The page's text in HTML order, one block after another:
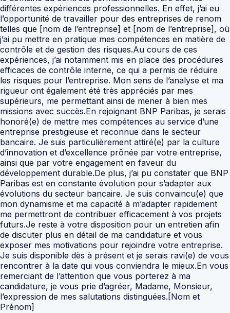
différentes expériences professionnelles. En effet, j’ai eu
l’opportunité de travailler pour des entreprises de renom
telles que [nom de l’entreprise] et [nom de l’entreprise], où
j’ai pu mettre en pratique mes compétences en matière de
contrôle et de gestion des risques.Au cours de ces
expériences, j’ai notamment mis en place des procédures
efficaces de contrôle interne, ce qui a permis de réduire
les risques pour l’entreprise. Mon sens de l’analyse et ma
rigueur ont également été très appréciés par mes
supérieurs, me permettant ainsi de mener à bien mes
missions avec succès.En rejoignant BNP Paribas, je serais
honoré(e) de mettre mes compétences au service d’une
entreprise prestigieuse et reconnue dans le secteur
bancaire. Je suis particulièrement attiré(e) par la culture
d’innovation et d’excellence prônée par votre entreprise,
ainsi que par votre engagement en faveur du
développement durable.De plus, j’ai pu constater que BNP
Paribas est en constante évolution pour s’adapter aux
évolutions du secteur bancaire. Je suis convaincu(e) que
mon dynamisme et ma capacité à m’adapter rapidement
me permettront de contribuer efficacement à vos projets
futurs.Je reste à votre disposition pour un entretien afin
de discuter plus en détail de ma candidature et vous
exposer mes motivations pour rejoindre votre entreprise.
Je suis disponible dès à présent et je serais ravi(e) de vous
rencontrer à la date qui vous conviendra le mieux.En vous
remerciant de l’attention que vous porterez à ma
candidature, je vous prie d’agréer, Madame, Monsieur,
l’expression de mes salutations distinguées.[Nom et
Prénom]